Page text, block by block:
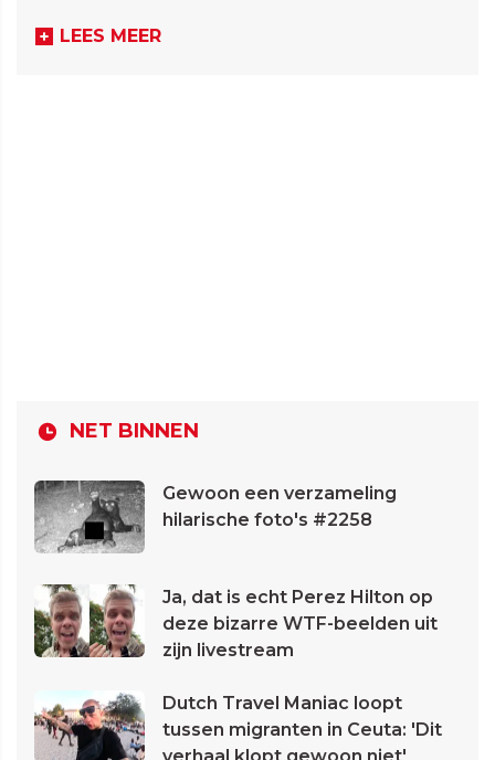
LEES MEER
NET BINNEN
Gewoon een verzameling
hilarische foto's #2258
Ja, dat is echt Perez Hilton op
deze bizarre WTF-beelden uit
zijn livestream
Dutch Travel Maniac loopt
tussen migranten in Ceuta: 'Dit